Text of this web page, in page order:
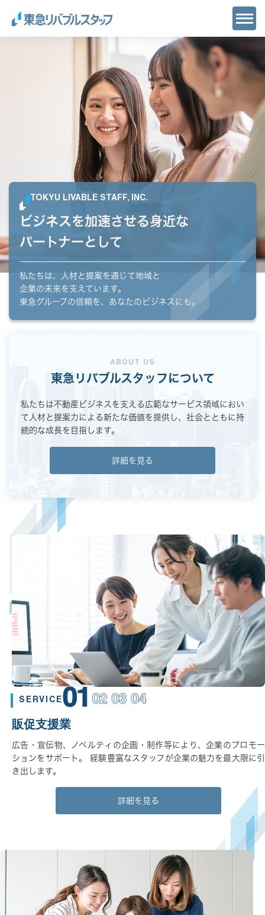
TOKYU LIVABLE STAFF, INC.
ビジネスを加速させる身近な
パートナーとして
私たちは、人材と提案を通じて地域と
企業の未来を支えています。
東急グループの信頼を、あなたのビジネスにも。
ABOUT US
東急リバブルスタッフについて
私たちは不動産ビジネスを支える広範なサービス領域におい
て 人材と提案力による新たな価値を提供し、社会とともに持
続的な成長を目指します。
詳細を見る
SERVICE01 02 03 04
販促支援業
広告・宣伝物、ノベルティの企画・制作等により、企業のプロモー
ションをサポート。 経験豊富なスタッフが企業の魅力を最大限に引
き出します。
詳細を見る